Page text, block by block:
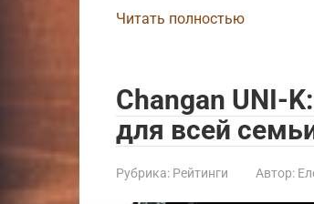
Читать полностью
Changan UNI-
для всей
Рубрика: Рейтинги Автор: